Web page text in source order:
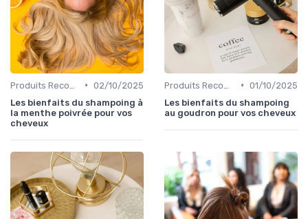
• 02/10/2025
Les bienfaits du shampoing à
la menthe poivrée pour vos
cheveux
• 01/10/2025
Les bienfaits du shampoing
au goudron pour vos cheveux